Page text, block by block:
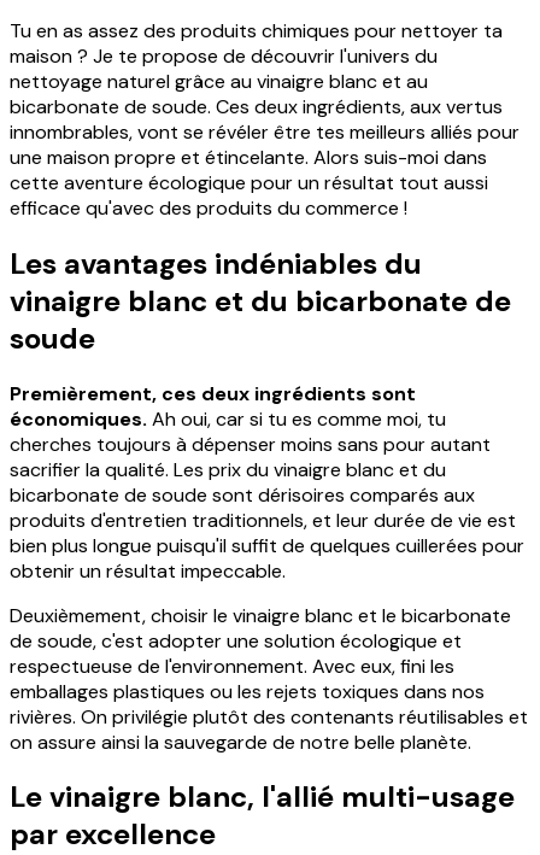
Tu en as assez des produits chimiques pour nettoyer ta
maison ? Je te propose de découvrir l'univers du
nettoyage naturel grâce au vinaigre blanc et au
bicarbonate de soude. Ces deux ingrédients, aux vertus
innombrables, vont se révéler être tes meilleurs alliés pour
une maison propre et étincelante. Alors suis-moi dans
cette aventure écologique pour un résultat tout aussi
efficace qu'avec des produits du commerce !
Les avantages indéniables du
vinaigre blanc et du bicarbonate de
soude
Premièrement, ces deux ingrédients sont
économiques. Ah oui, car si tu es comme moi, tu
cherches toujours à dépenser moins sans pour autant
sacrifier la qualité. Les prix du vinaigre blanc et du
bicarbonate de soude sont dérisoires comparés aux
produits d'entretien traditionnels, et leur durée de vie est
bien plus longue puisqu'il suffit de quelques cuillerées pour
obtenir un résultat impeccable.
Deuxièmement, choisir le vinaigre blanc et le bicarbonate
de soude, c'est adopter une solution écologique et
respectueuse de l'environnement. Avec eux, fini les
emballages plastiques ou les rejets toxiques dans nos
rivières. On privilégie plutôt des contenants réutilisables et
on assure ainsi la sauvegarde de notre belle planète.
Le vinaigre blanc, l'allié multi-usage
par excellence